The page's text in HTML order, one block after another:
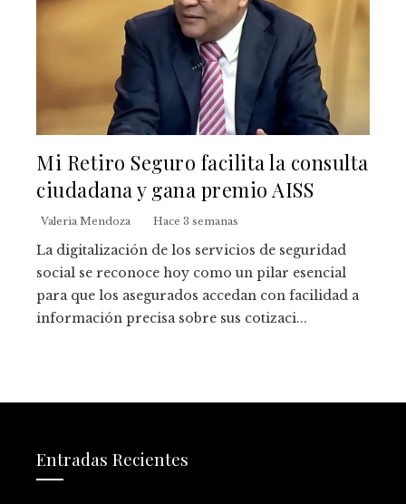
Mi Retiro Seguro facilita la consulta
ciudadana y gana premio AISS
Valeria Mendoza Hace 3 semanas
La digitalización de los servicios de seguridad
social se reconoce hoy como un pilar esencial
para que los asegurados accedan con facilidad a
información precisa sobre sus cotizaci...
Entradas Recientes